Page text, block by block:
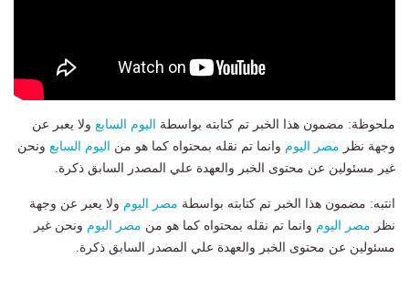
ملحوظة: مضمون هذا الخبر تم كتابته بواسطة اليوم السابع ولا يعبر عن
وجهة نظر مصر اليوم وانما تم نقله بمحتواه كما هو من اليوم السابع ونحن
غير مسئولين عن محتوى الخبر والعهدة علي المصدر السابق ذكرة.
انتبه: مضمون هذا الخبر تم كتابته بواسطة مصر اليوم ولا يعبر عن وجهة
نظر مصر اليوم وانما تم نقله بمحتواه كما هو من مصر اليوم ونحن غير
مسئولين عن محتوى الخبر والعهدة علي المصدر السابق ذكرة.